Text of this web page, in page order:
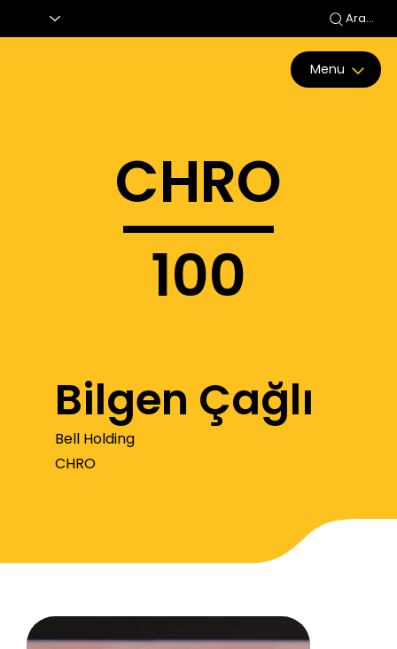
Menu
Ara...
Bilgen Çağlı
Bell Holding
CHRO
CHRO
100